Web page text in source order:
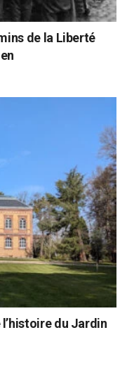
de la Liberté
du Jardin